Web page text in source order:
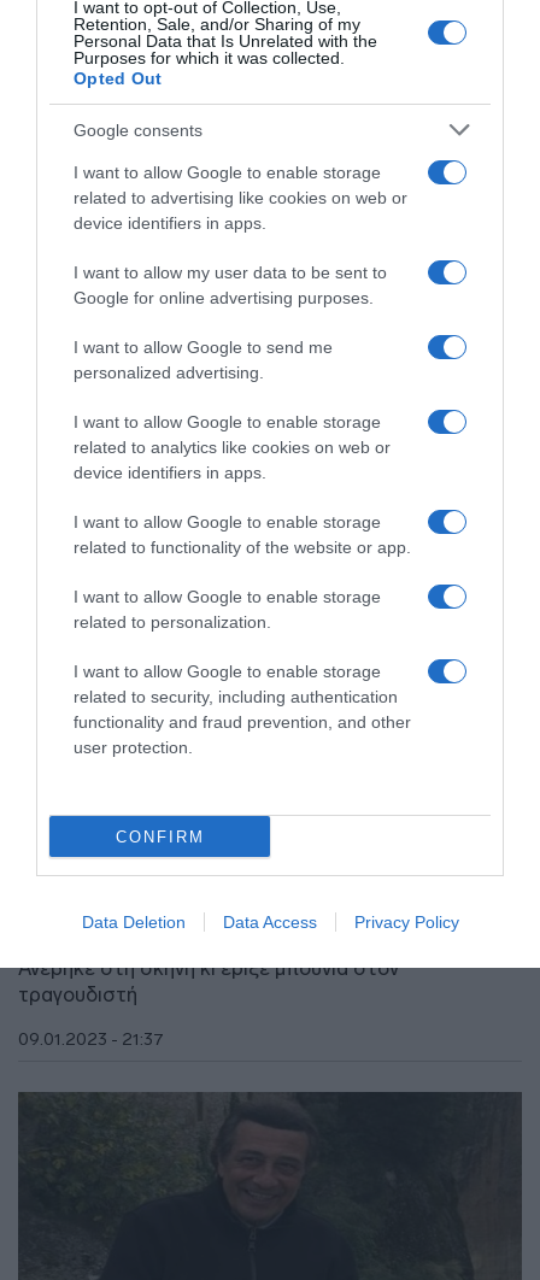
I want to opt-out of Collection, Use,
Retention, Sale, and/or Sharing of my
Personal Data that Is Unrelated with the
Purposes for which it was collected.
Opted Out
Google consents
I want to allow Google to enable storage
related to advertising like cookies on web or
device identifiers in apps.
I want to allow my user data to be sent to
Google for online advertising purposes.
I want to allow Google to send me
personalized advertising.
I want to allow Google to enable storage
related to analytics like cookies on web or
device identifiers in apps.
I want to allow Google to enable storage
related to functionality of the website or app.
I want to allow Google to enable storage
related to personalization.
I want to allow Google to enable storage
related to security, including authentication
functionality and fraud prevention, and other
user protection.
CONFIRM
Data Deletion Data Access Privacy Policy
Αντύπας για Νότη Σφακιανάκη: Δεν μπορεί
"Δεν απαντάει σε τηλεφωνήματα"
11.06.2023 - 15:34
H σύζυγος του Αντύπα για την επίθεση από
του” (vids)
Ανέβηκε στη σκηνή κι έριξε μπουνιά στον
τραγουδιστή
09.01.2023 - 21:37